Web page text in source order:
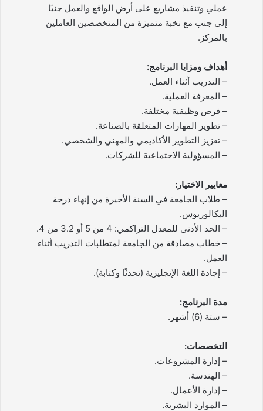
عملي وتنفيذ مشاريع على أرض الواقع والعمل جنبًا
إلى جنب مع نخبة متميزة من المتخصصين العاملين
بالمركز.
أهداف ومزايا البرنامج:
– التدريب أثناء العمل.
– المعرفة العملية.
– فرص وظيفية مختلفة.
– تطوير المهارات المتعلقة بالصناعة.
– تعزيز التطوير الأكاديمي والمهني والشخصي.
– المسؤولية الاجتماعية للشركات.
معايير الاختيار:
– طلاب الجامعة في السنة الأخيرة من إنهاء درجة
البكالوريوس.
– الحد الأدنى للمعدل التراكمي: 4 من 5 أو 3.2 من 4.
– خطاب مصادقة من الجامعة لمتطلبات التدريب أثناء
العمل.
– إجادة اللغة الإنجليزية (تحدثًا وكتابة).
مدة البرنامج:
– ستة (6) أشهر.
التخصصات:
– إدارة المشروعات.
– الهندسة.
– إدارة الأعمال.
– الموارد البشرية.